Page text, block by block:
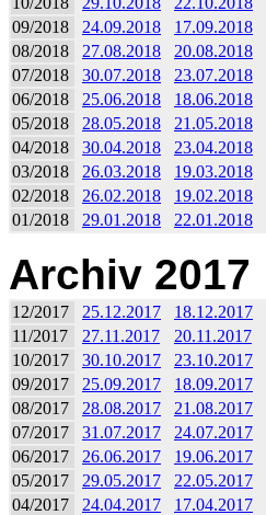
09/2018
24.09.2018 17.09.2018
08/2018
27.08.2018 20.08.2018
07/2018
30.07.2018 23.07.2018
06/2018
25.06.2018 18.06.2018
05/2018
28.05.2018 21.05.2018
04/2018
30.04.2018 23.04.2018
03/2018
26.03.2018 19.03.2018
02/2018
26.02.2018 19.02.2018
01/2018
29.01.2018 22.01.2018
Archiv 2017
12/2017 25.12.2017 18.12.2017
11/2017
27.11.2017 20.11.2017
10/2017
30.10.2017 23.10.2017
09/2017
25.09.2017 18.09.2017
08/2017
28.08.2017 21.08.2017
07/2017
31.07.2017 24.07.2017
06/2017
26.06.2017 19.06.2017
05/2017
29.05.2017 22.05.2017
04/2017
24.04.2017 17.04.2017